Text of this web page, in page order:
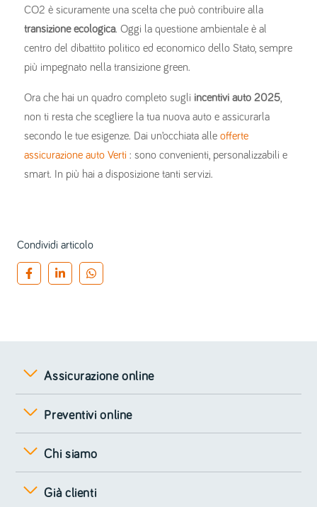
CO2 è sicuramente una scelta che può contribuire alla
transizione ecologica. Oggi la questione ambientale è al
centro del dibattito politico ed economico dello Stato, sempre
più impegnato nella transizione green.
Ora che hai un quadro completo sugli incentivi auto 2025
non ti resta che scegliere la tua nuova auto e assicurarla
secondo le tue esigenze. Dai un’occhiata alle offerte
assicurazione auto Verti : sono convenienti, personalizzabili e
smart. In più hai a disposizione tanti servizi.
Condividi articolo
Assicurazione online
Preventivi online
Chi siamo
Già clienti